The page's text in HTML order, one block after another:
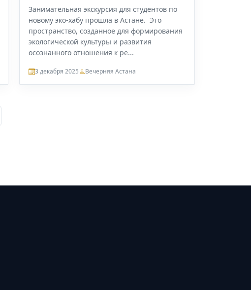
Занимательная экскурсия для студентов по
новому эко-хабу прошла в Астане. Это
пространство, созданное для формирования
экологической культуры и развития
осознанного отношения к ре...
3 декабря 2025 Вечерняя Астана